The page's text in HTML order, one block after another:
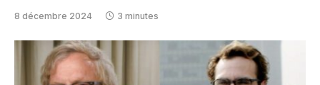
8 décembre 2024 3 minutes